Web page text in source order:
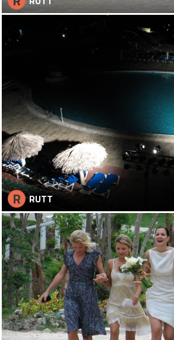
R RUTT